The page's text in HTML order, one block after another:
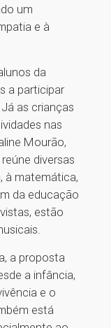
um
e à
da
a participar
as crianças
nas
Mourão,
diversas
à matemática,
da educação
estão
a proposta
a infância,
e o
está